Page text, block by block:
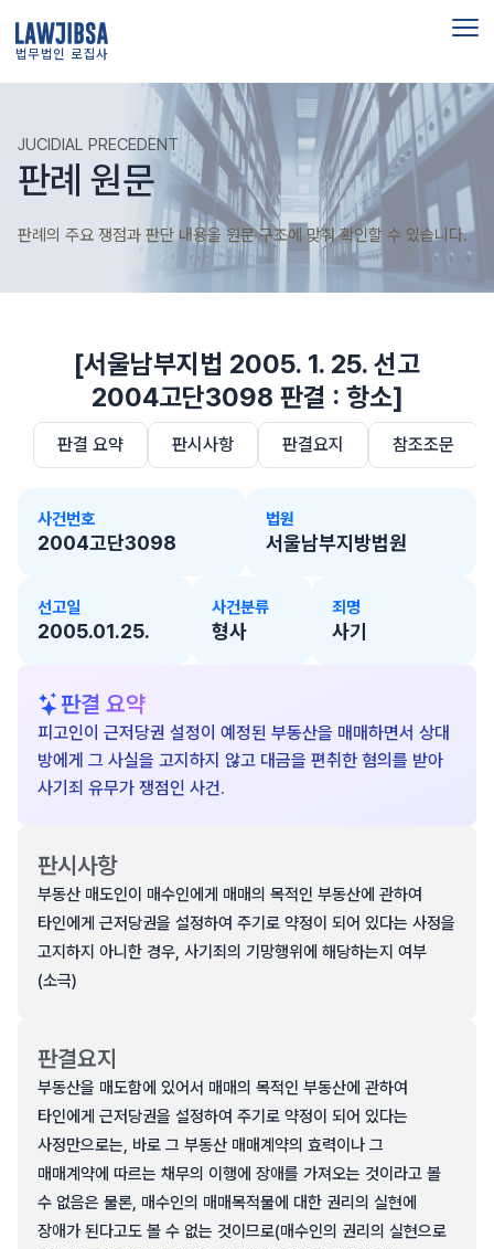
법무법인 로집사
JUCIDIAL PRECEDENT
판례 원문
판례의 주요 쟁점과 판단 내용을 원문 구조에 맞춰 확인할 수 있습니다.
[서울남부지법 2005. 1. 25. 선고
2004고단3098 판결 : 항소]
판결 요약 판시사항 판결요지 참조조문
사건번호
2004고단3098
법원
서울남부지방법원
선고일
2005.01.25.
사건분류
형사
죄명
사기
판결 요약
피고인이 근저당권 설정이 예정된 부동산을 매매하면서 상대
방에게 그 사실을 고지하지 않고 대금을 편취한 혐의를 받아
사기죄 유무가 쟁점인 사건.
판시사항
부동산 매도인이 매수인에게 매매의 목적인 부동산에 관하여
타인에게 근저당권을 설정하여 주기로 약정이 되어 있다는 사정을
고지하지 아니한 경우, 사기죄의 기망행위에 해당하는지 여부
(소극)
판결요지
부동산을 매도함에 있어서 매매의 목적인 부동산에 관하여
타인에게 근저당권을 설정하여 주기로 약정이 되어 있다는
사정만으로는, 바로 그 부동산 매매계약의 효력이나 그
매매계약에 따르는 채무의 이행에 장애를 가져오는 것이라고 볼
수 없음은 물론, 매수인의 매매목적물에 대한 권리의 실현에
장애가 된다고도 볼 수 없는 것이므로(매수인의 권리의 실현으로